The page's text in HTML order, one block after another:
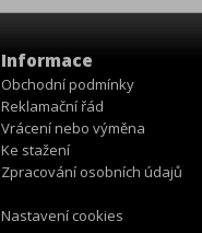
Informace
Obchodní podmínky
Reklamační řád
Vrácení nebo výměna
Ke stažení
Zpracování osobních údajů
Nastavení cookies